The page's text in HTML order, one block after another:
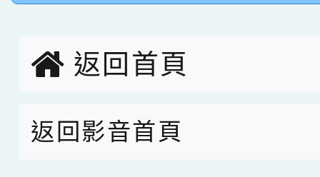
創客第三名。
返回首頁
返回影音首頁